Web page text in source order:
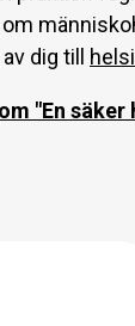
dig till
"En säker